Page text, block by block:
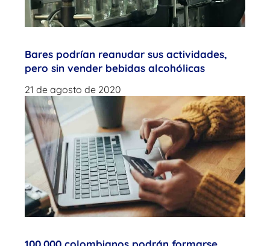
Bares podrían reanudar sus actividades,
pero sin vender bebidas alcohólicas
21 de agosto de 2020